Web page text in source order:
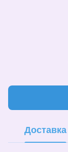
Доставка